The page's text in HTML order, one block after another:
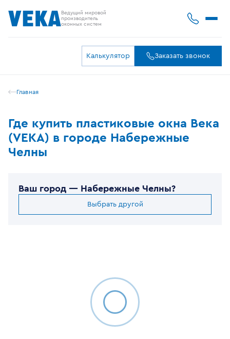
Ведущий мировой
производитель
оконных систем
Калькулятор Заказать звонок
Главная
Где купить пластиковые окна Века
(VEKA) в городе Набережные
Челны
Ваш город — Набережные Челны?
Выбрать другой